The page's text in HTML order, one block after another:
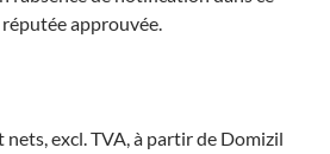
approuvée.
nets, excl. TVA, à partir de Domizil